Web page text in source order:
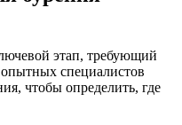
этап, требующий
специалистов
чтобы определить, где